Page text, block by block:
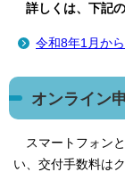
詳しくは、下記の
令和8年1月か
オンライン
スマートフォン
い、交付手数料は